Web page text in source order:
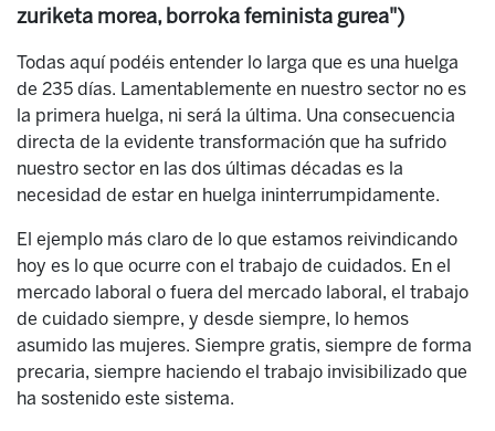
zuriketa morea, borroka feminista gurea")
Todas aquí podéis entender lo larga que es una huelga
de 235 días. Lamentablemente en nuestro sector no es
la primera huelga, ni será la última. Una consecuencia
directa de la evidente transformación que ha sufrido
nuestro sector en las dos últimas décadas es la
necesidad de estar en huelga ininterrumpidamente.
El ejemplo más claro de lo que estamos reivindicando
hoy es lo que ocurre con el trabajo de cuidados. En el
mercado laboral o fuera del mercado laboral, el trabajo
de cuidado siempre, y desde siempre, lo hemos
asumido las mujeres. Siempre gratis, siempre de forma
precaria, siempre haciendo el trabajo invisibilizado que
ha sostenido este sistema.